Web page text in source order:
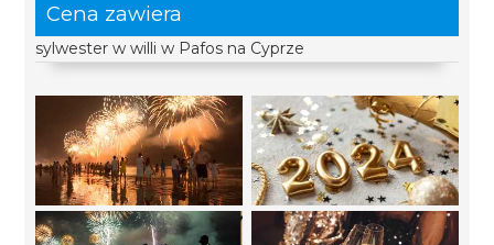
Cena zawiera
sylwester w willi w Pafos na Cyprze